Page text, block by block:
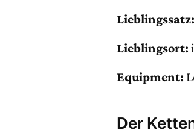
Lieblingssatz:
Lieblingsort:
Equipment:
Der